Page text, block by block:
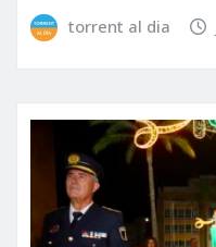
torrent al dia